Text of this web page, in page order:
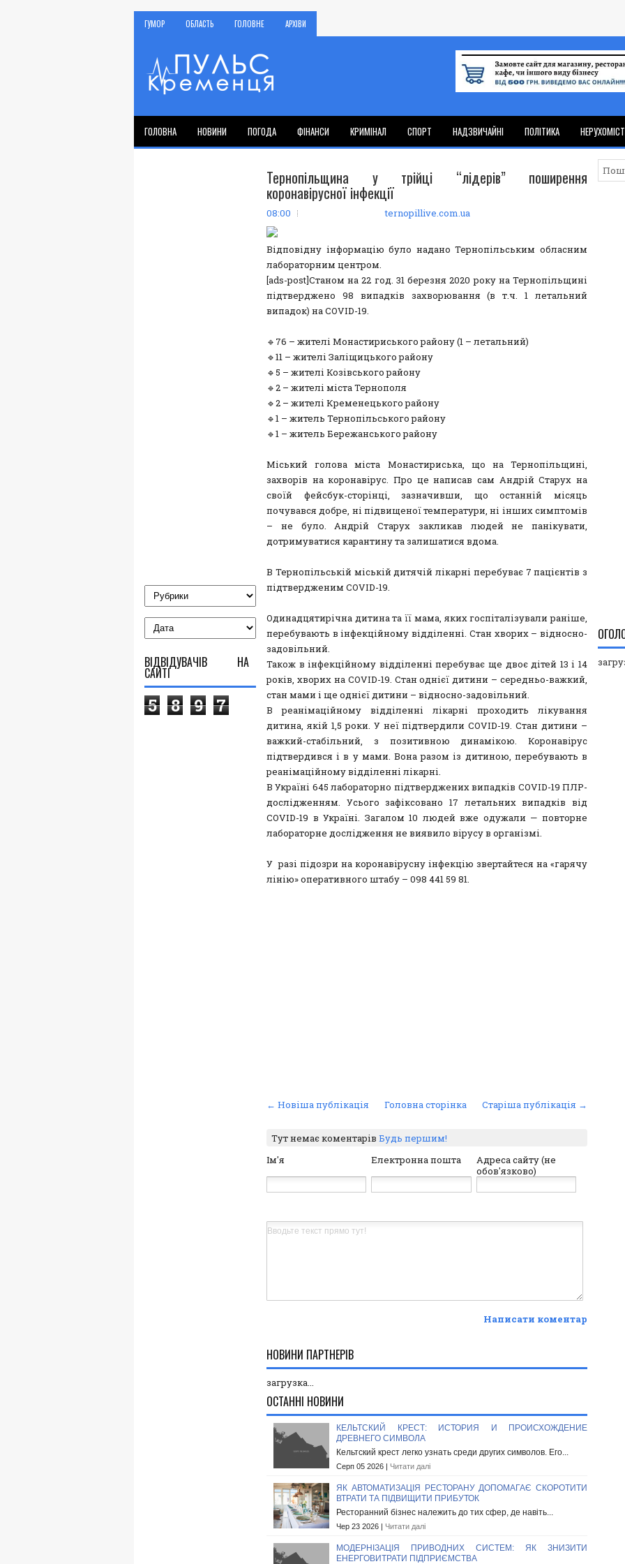
ГУМОР ОБЛАСТЬ ГОЛОВНЕ АРХІВИ
ГОЛОВНА НОВИНИ ПОГОДА ФІНАНСИ КРИМІНАЛ СПОРТ НАДЗВИЧАЙНІ ПОЛІТИКА
Тернопільщина у трійці “лідерів” поширення
коронавірусної інфекції
08:00 ternopillive.com.ua
Відповідну інформацію було надано Тернопільським обласним
лабораторним центром.
[ads-post]Станом на 22 год. 31 березня 2020 року на Тернопільщині
підтверджено 98 випадків захворювання (в т.ч. 1 летальний
випадок) на COVID-19.
🔹76 – жителі Монастириського району (1 – летальний)
🔹11 – жителі Заліщицького району
🔹5 – жителі Козівського району
🔹2 – жителі міста Тернополя
🔹2 – жителі Кременецького району
🔹1 – житель Тернопільського району
🔹1 – житель Бережанського району
Міський голова міста Монастириська, що на Тернопільщині,
захворів на коронавірус. Про це написав сам Андрій Старух на
своїй фейсбук-сторінці, зазначивши, що останній місяць
почувався добре, ні підвищеної температури, ні інших симптомів
– не було. Андрій Старух закликав людей не панікувати,
дотримуватися карантину та залишатися вдома.
В Тернопільській міській дитячій лікарні перебуває 7 пацієнтів з
підтвердженим COVID-19.
Одинадцятирічна дитина та її мама, яких госпіталізували раніше,
перебувають в інфекційному відділенні. Стан хворих – відносно-
задовільний.
Також в інфекційному відділенні перебуває ще двоє дітей 13 і 14
років, хворих на COVID-19. Стан однієї дитини – середньо-важкий,
стан мами і ще однієї дитини – відносно-задовільний.
В реанімаційному відділенні лікарні проходить лікування
дитина, якій 1,5 роки. У неї підтвердили COVID-19. Стан дитини –
важкий-стабільний, з позитивною динамікою. Коронавірус
підтвердився і в у мами. Вона разом із дитиною, перебувають в
реанімаційному відділенні лікарні.
В Україні 645 лабораторно підтверджених випадків COVID-19 ПЛР-
дослідженням. Усього зафіксовано 17 летальних випадків від
COVID-19 в Україні. Загалом 10 людей вже одужали — повторне
лабораторне дослідження не виявило вірусу в організмі.
У разі підозри на коронавірусну інфекцію звертайтеся на «гарячу
лінію» оперативного штабу – 098 441 59 81.
← Новіша публікація Старіша публікація →
Головна сторінка
Тут немає коментарів Будь першим!
Ім'я
Електронна пошта
Адреса сайту (не
обов'язково)
Написати коментар
НОВИНИ ПАРТНЕРІВ
загрузка...
ОСТАННІ НОВИНИ
КЕЛЬТСКИЙ КРЕСТ: ИСТОРИЯ И ПРОИСХОЖДЕНИЕ
ДРЕВНЕГО СИМВОЛА
Кельтский крест легко узнать среди других символов. Его...
Серп 05 2026 | Читати далі
ЯК АВТОМАТИЗАЦІЯ РЕСТОРАНУ ДОПОМАГАЄ СКОРОТИТИ
ВТРАТИ ТА ПІДВИЩИТИ ПРИБУТОК
Ресторанний бізнес належить до тих сфер, де навіть...
Чер 23 2026 | Читати далі
МОДЕРНІЗАЦІЯ ПРИВОДНИХ СИСТЕМ: ЯК ЗНИЗИТИ
ЕНЕРГОВИТРАТИ ПІДПРИЄМСТВА
ВІДВІДУВАЧІВ НА
САЙТІ
5 8 9 7